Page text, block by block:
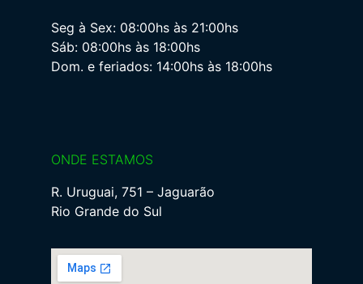
Seg à Sex: 08:00hs às 21:00hs
Sáb: 08:00hs às 18:00hs
Dom. e feriados: 14:00hs às 18:00hs
ONDE ESTAMOS
R. Uruguai, 751 – Jaguarão
Rio Grande do Sul